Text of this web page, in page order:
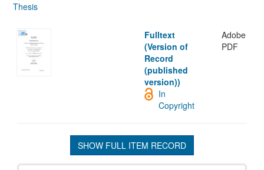
Thesis
Fulltext
(Version of
Record
(published
version))
Adobe
PDF
In
Copyright
SHOW FULL ITEM RECORD